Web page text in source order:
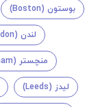
بوستون (Boston)
لندن (London)
منچستر (Birmingham)
لیدز (Leeds)